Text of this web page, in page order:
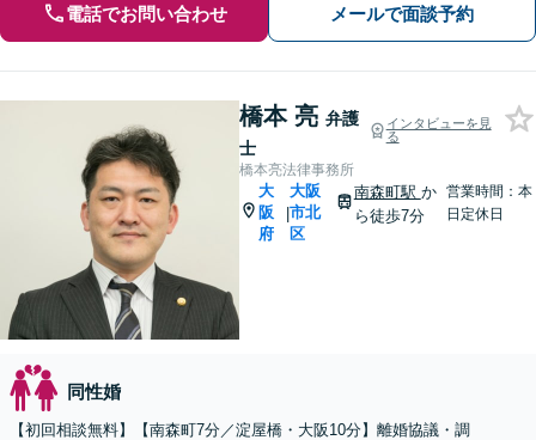
電話でお問い合わせ メールで面談予約
橋本 亮 弁護
士
インタビューを見
る
橋本亮法律事務所
大
阪
府
|
大阪
市北
区
南森町駅 か
ら徒歩7分
営業時間：本
日定休日
同性婚
【初回相談無料】【南森町7分／淀屋橋・大阪10分】離婚協議・調